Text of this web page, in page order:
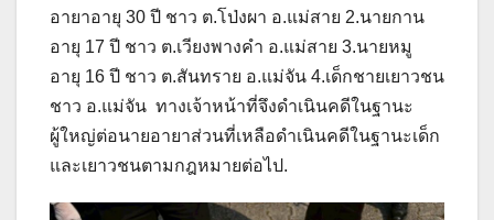
อายาอายุ 30 ปี ชาว ต.โป่งผา อ.แม่สาย 2.นายกาน
อายุ 17 ปี ชาว ต.เวียงพางคำ อ.แม่สาย 3.นายหมู
อายุ 16 ปี ชาว ต.สันทราย อ.แม่จัน 4.เด็กชายเยาวชน
ชาว อ.แม่จัน ทางเจ้าหน้าที่จึงดำเนินคดีในฐานะ
ผู้ใหญ่ต่อนายอายาส่วนที่เหลือดำเนินคดีในฐานะเด็ก
และเยาวชนตามกฎหมายต่อไป.